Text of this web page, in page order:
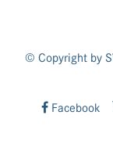
© Copyright by
Facebook